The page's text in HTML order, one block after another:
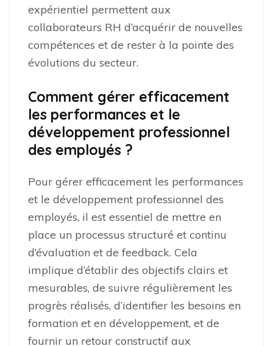
expérientiel permettent aux
collaborateurs RH d’acquérir de nouvelles
compétences et de rester à la pointe des
évolutions du secteur.
Comment gérer efficacement
les performances et le
développement professionnel
des employés ?
Pour gérer efficacement les performances
et le développement professionnel des
employés, il est essentiel de mettre en
place un processus structuré et continu
d’évaluation et de feedback. Cela
implique d’établir des objectifs clairs et
mesurables, de suivre régulièrement les
progrès réalisés, d’identifier les besoins en
formation et en développement, et de
fournir un retour constructif aux